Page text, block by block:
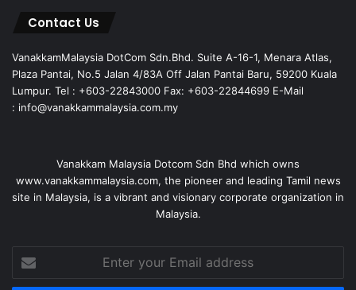
Contact Us
VanakkamMalaysia DotCom Sdn.Bhd. Suite A-16-1, Menara Atlas,
Plaza Pantai, No.5 Jalan 4/83A Off Jalan Pantai Baru, 59200 Kuala
Lumpur. Tel : +603-22843000 Fax: +603-22844699 E-Mail
: info@vanakkammalaysia.com.my
Vanakkam Malaysia Dotcom Sdn Bhd which owns
www.vanakkammalaysia.com, the pioneer and leading Tamil news
site in Malaysia, is a vibrant and visionary corporate organization in
Malaysia.
your
Email